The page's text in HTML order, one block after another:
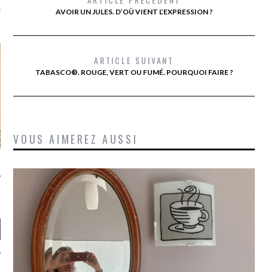
je ne parle presque que
AVOIR UN JULES. D’OÙ VIENT L’EXPRESSION ?
ARTICLE SUIVANT
TABASCO®. ROUGE, VERT OU FUMÉ. POURQUOI FAIRE ?
VOUS AIMEREZ AUSSI